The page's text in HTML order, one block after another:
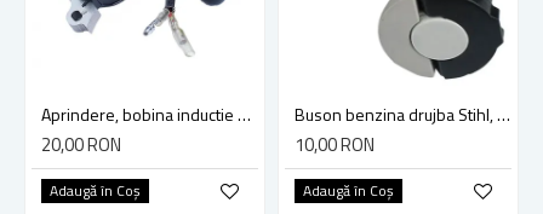
Aprindere, bobina inductie motocoasa chinezeasca TL43 TL 52, Ruris Dac 210, Dac 310
20,00 RON
Adaugă în Coş
Buson benzina drujba Stihl, model cu clapeta
10,00 RON
Adaugă în Coş